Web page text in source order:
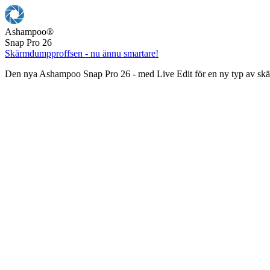
Ashampoo®
Snap Pro 26
Skärmdumpproffsen - nu ännu smartare!
Den nya Ashampoo Snap Pro 26 - med Live Edit för en ny typ av